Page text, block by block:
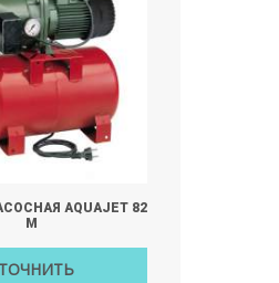
AQUAJET 82
M